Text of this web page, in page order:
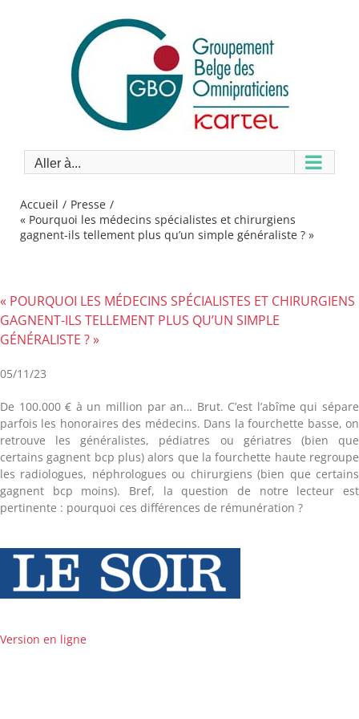
Aller à...
Accueil
Presse
« Pourquoi les médecins spécialistes et chirurgiens
gagnent-ils tellement plus qu’un simple généraliste ? »
« POURQUOI LES MÉDECINS SPÉCIALISTES ET CHIRURGIENS
GAGNENT-ILS TELLEMENT PLUS QU’UN SIMPLE
GÉNÉRALISTE ? »
05/11/23
De 100.000 € à un million par an… Brut. C’est l’abîme qui sépare
parfois les honoraires des médecins. Dans la fourchette basse, on
retrouve les généralistes, pédiatres ou gériatres (bien que
certains gagnent bcp plus) alors que la fourchette haute regroupe
les radiologues, néphrologues ou chirurgiens (bien que certains
gagnent bcp moins). Bref, la question de notre lecteur est
pertinente : pourquoi ces différences de rémunération ?
Version en ligne